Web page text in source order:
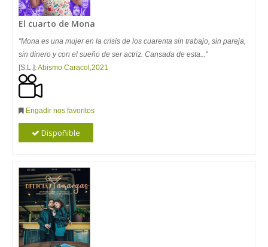
El cuarto de Mona
"Mona es una mujer en la crisis de los cuarenta sin trabajo, sin pareja,
sin dinero y con el sueño de ser actriz. Cansada de esta..."
[S.L.]:Abismo Caracol ,2021
Engadir nos favoritos
Dispoñible